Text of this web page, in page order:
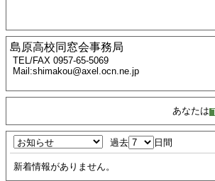
島原高校同窓会事務局
TEL/FAX 0957-65-5069
Mail:shimakou@axel.ocn.ne.jp
あなたは
過去 日間
新着情報がありません。